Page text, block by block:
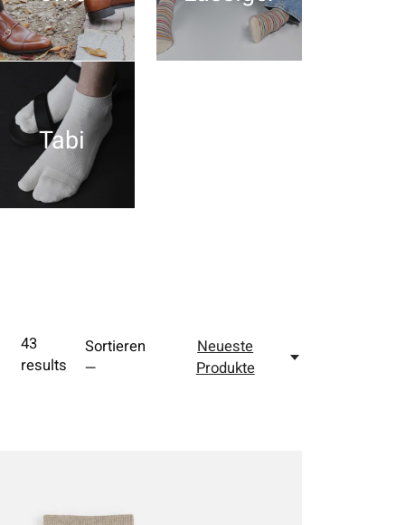
Tabi
43
results
Sortieren
—
Neueste
Produkte